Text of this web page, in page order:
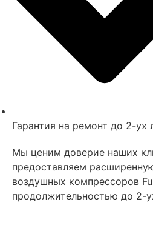
Гарантия на ремонт до 2-ух
Мы ценим доверие наших
предоставляем
воздушных компрессоров
продолжительностью до 2-